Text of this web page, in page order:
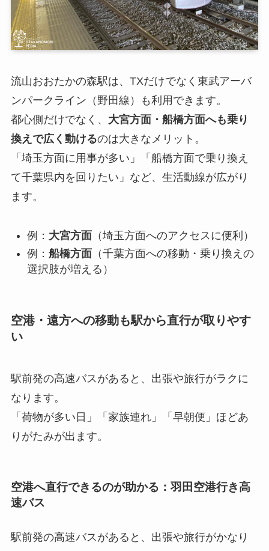
流山おおたかの森駅は、TXだけでなく東武アーバ
ンパークライン（野田線）も利用できます。
都心側だけでなく、 大宮方面・船橋方面へも乗り
換えで広く動けるのは大きなメリット。
「埼玉方面に用事が多い」「船橋方面で乗り換え
て千葉県内を回りたい」など、生活動線が広がり
ます。
例： 大宮方面（埼玉方面へのアクセスに便利）
例： 船橋方面 （千葉方面への移動・乗り換えの
選択肢が増える）
空港・遠方への移動も駅から直行が取りやす
い
駅前発の高速バスがあると、出張や旅行がラクに
なります。
「荷物が多い日」「家族連れ」「早朝便」ほどあ
りがたみが出ます。
空港へ直行できるのが助かる：羽田空港行き高
速バス
駅前発の高速バスがあると、出張や旅行がかなり